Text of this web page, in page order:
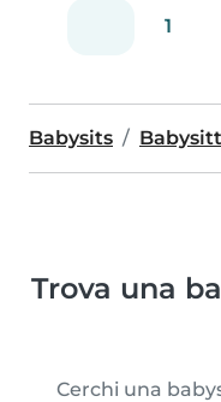
1
Babysits
Trova una
Cerchi una